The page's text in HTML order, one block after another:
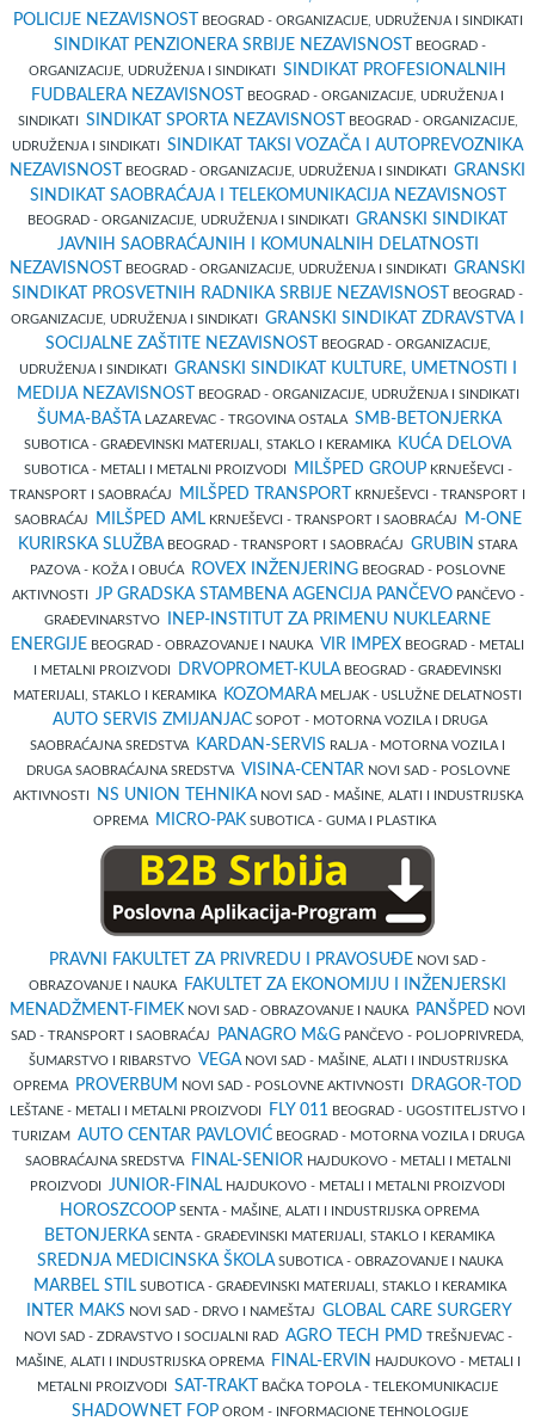
POLICIJE NEZAVISNOST
BEOGRAD - ORGANIZACIJE, UDRUŽENJA I SINDIKATI
SINDIKAT PENZIONERA SRBIJE NEZAVISNOST
BEOGRAD -
ORGANIZACIJE, UDRUŽENJA I SINDIKATI SINDIKAT PROFESIONALNIH
FUDBALERA NEZAVISNOST
BEOGRAD - ORGANIZACIJE, UDRUŽENJA I
SINDIKATI SINDIKAT SPORTA NEZAVISNOST
BEOGRAD - ORGANIZACIJE,
UDRUŽENJA I SINDIKATI SINDIKAT TAKSI VOZAČA I AUTOPREVOZNIKA
NEZAVISNOST
BEOGRAD - ORGANIZACIJE, UDRUŽENJA I SINDIKATI GRANSKI
SINDIKAT SAOBRAĆAJA I TELEKOMUNIKACIJA NEZAVISNOST
BEOGRAD - ORGANIZACIJE, UDRUŽENJA I SINDIKATI GRANSKI SINDIKAT
JAVNIH SAOBRAĆAJNIH I KOMUNALNIH DELATNOSTI
NEZAVISNOST
BEOGRAD - ORGANIZACIJE, UDRUŽENJA I SINDIKATI GRANSKI
SINDIKAT PROSVETNIH RADNIKA SRBIJE NEZAVISNOST
BEOGRAD -
ORGANIZACIJE, UDRUŽENJA I SINDIKATI GRANSKI SINDIKAT ZDRAVSTVA I
SOCIJALNE ZAŠTITE NEZAVISNOST
BEOGRAD - ORGANIZACIJE,
UDRUŽENJA I SINDIKATI GRANSKI SINDIKAT KULTURE, UMETNOSTI I
MEDIJA NEZAVISNOST
BEOGRAD - ORGANIZACIJE, UDRUŽENJA I SINDIKATI
ŠUMA-BAŠTA LAZAREVAC - TRGOVINA OSTALA SMB-BETONJERKA
SUBOTICA - GRAĐEVINSKI MATERIJALI, STAKLO I KERAMIKA KUĆA DELOVA
SUBOTICA - METALI I METALNI PROIZVODI MILŠPED GROUPKRNJEŠEVCI -
TRANSPORT I SAOBRAĆAJ
MILŠPED TRANSPORT
KRNJEŠEVCI - TRANSPORT I
SAOBRAĆAJ
MILŠPED AMLKRNJEŠEVCI - TRANSPORT I SAOBRAĆAJ
M-ONE
KURIRSKA SLUŽBA BEOGRAD - TRANSPORT I SAOBRAĆAJ GRUBIN STARA
PAZOVA - KOŽA I OBUĆA
ROVEX INŽENJERING BEOGRAD - POSLOVNE
AKTIVNOSTI
JP GRADSKA STAMBENA AGENCIJA PANČEVOPANČEVO -
GRAĐEVINARSTVO
INEP-INSTITUT ZA PRIMENU NUKLEARNE
ENERGIJE BEOGRAD - OBRAZOVANJE I NAUKA VIR IMPEX BEOGRAD - METALI
I METALNI PROIZVODI
DRVOPROMET-KULA BEOGRAD - GRAĐEVINSKI
MATERIJALI, STAKLO I KERAMIKA
KOZOMARA MELJAK - USLUŽNE DELATNOSTI
AUTO SERVIS ZMIJANJACSOPOT - MOTORNA VOZILA I DRUGA
SAOBRAĆAJNA SREDSTVA
KARDAN-SERVIS RALJA - MOTORNA VOZILA I
DRUGA SAOBRAĆAJNA SREDSTVA VISINA-CENTAR NOVI SAD - POSLOVNE
AKTIVNOSTI
NS UNION TEHNIKANOVI SAD - MAŠINE, ALATI I INDUSTRIJSKA
OPREMA
MICRO-PAKSUBOTICA - GUMA I PLASTIKA
PRAVNI FAKULTET ZA PRIVREDU I PRAVOSUĐE NOVI SAD -
OBRAZOVANJE I NAUKA
FAKULTET ZA EKONOMIJU I INŽENJERSKI
MENADŽMENT-FIMEK NOVI SAD - OBRAZOVANJE I NAUKA PANŠPED NOVI
SAD - TRANSPORT I SAOBRAĆAJ
PANAGRO M&G PANČEVO - POLJOPRIVREDA,
ŠUMARSTVO I RIBARSTVO VEGANOVI SAD - MAŠINE, ALATI I INDUSTRIJSKA
OPREMA
PROVERBUM NOVI SAD - POSLOVNE AKTIVNOSTI DRAGOR-TOD
LEŠTANE - METALI I METALNI PROIZVODI FLY 011
BEOGRAD - UGOSTITELJSTVO I
TURIZAM AUTO CENTAR PAVLOVIĆBEOGRAD - MOTORNA VOZILA I DRUGA
SAOBRAĆAJNA SREDSTVA
FINAL-SENIOR HAJDUKOVO - METALI I METALNI
PROIZVODI JUNIOR-FINAL HAJDUKOVO - METALI I METALNI PROIZVODI
HOROSZCOOP SENTA - MAŠINE, ALATI I INDUSTRIJSKA OPREMA
BETONJERKA SENTA - GRAĐEVINSKI MATERIJALI, STAKLO I KERAMIKA
SREDNJA MEDICINSKA ŠKOLASUBOTICA - OBRAZOVANJE I NAUKA
MARBEL STILSUBOTICA - GRAĐEVINSKI MATERIJALI, STAKLO I KERAMIKA
INTER MAKS NOVI SAD - DRVO I NAMEŠTAJ GLOBAL CARE SURGERY
NOVI SAD - ZDRAVSTVO I SOCIJALNI RAD AGRO TECH PMD TREŠNJEVAC -
MAŠINE, ALATI I INDUSTRIJSKA OPREMA
FINAL-ERVIN
HAJDUKOVO - METALI I
METALNI PROIZVODI SAT-TRAKT BAČKA TOPOLA - TELEKOMUNIKACIJE
SHADOWNET FOPOROM - INFORMACIONE TEHNOLOGIJE